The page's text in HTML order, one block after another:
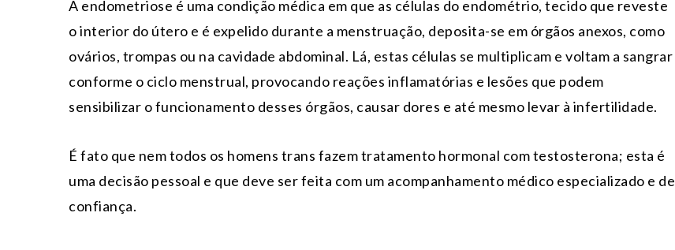
A endometriose é uma condição médica em que as células do endométrio, tecido que reveste
o interior do útero e é expelido durante a menstruação, deposita-se em órgãos anexos, como
ovários, trompas ou na cavidade abdominal. Lá, estas células se multiplicam e voltam a sangrar
conforme o ciclo menstrual, provocando reações inflamatórias e lesões que podem
sensibilizar o funcionamento desses órgãos, causar dores e até mesmo levar à infertilidade.
É fato que nem todos os homens trans fazem tratamento hormonal com testosterona; esta é
uma decisão pessoal e que deve ser feita com um acompanhamento médico especializado e de
confiança.